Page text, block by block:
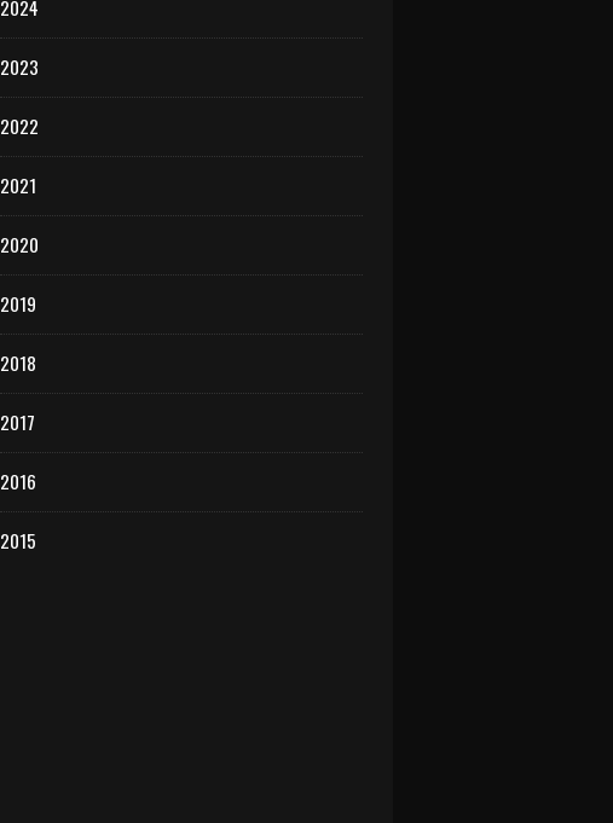
2024
2023
2022
2021
2020
2019
2018
2017
2016
2015